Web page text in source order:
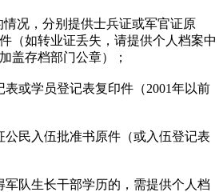
情况，分别提供士兵证或军官证原
（如转业证丢失，请提供个人档案中
盖存档部门公章）；
表或学员登记表复印件（2001年以前
公民入伍批准书原件（或入伍登记表
军队生长干部学历的，需提供个人档